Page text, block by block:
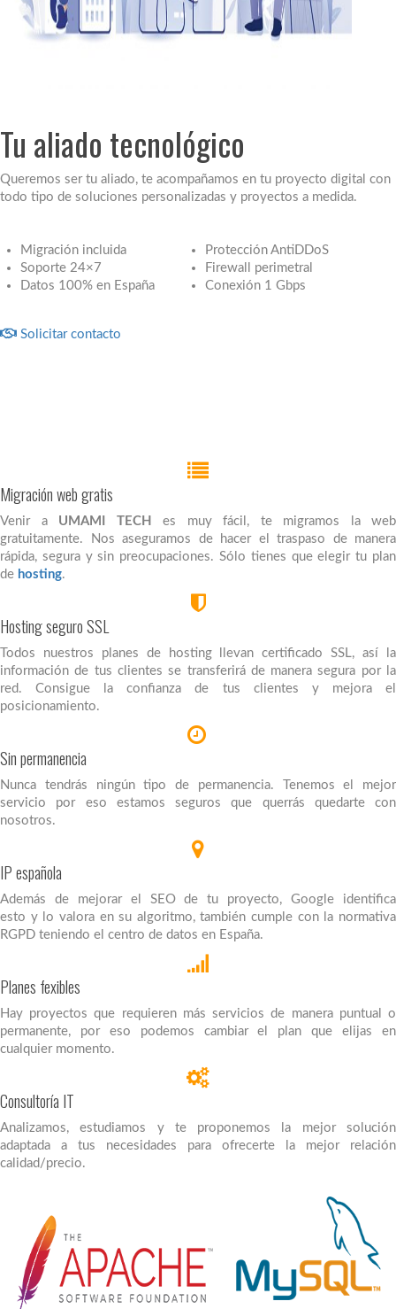
Tu aliado tecnológico
Queremos ser tu aliado, te acompañamos en tu proyecto digital con
todo tipo de soluciones personalizadas y proyectos a medida.
Migración incluida
Soporte 24×7
Datos 100% en España
Protección AntiDDoS
Firewall perimetral
Conexión 1 Gbps
Solicitar contacto
Migración web gratis
Venir a UMAMI TECH
es muy fácil, te migramos la web
gratuitamente. Nos aseguramos de hacer el traspaso de manera
rápida, segura y sin preocupaciones. Sólo tienes que elegir tu plan
de hosting.
Hosting seguro SSL
Todos nuestros planes de hosting llevan certificado SSL, así la
información de tus clientes se transferirá de manera segura por la
red. Consigue la confianza de tus clientes y mejora el
posicionamiento.
Sin permanencia
Nunca tendrás ningún tipo de permanencia. Tenemos el mejor
servicio por eso estamos seguros que querrás quedarte con
nosotros.
IP española
Además de mejorar el SEO de tu proyecto, Google identifica
esto y lo valora en su algoritmo, también cumple con la normativa
RGPD teniendo el centro de datos en España.
Planes fexibles
Hay proyectos que requieren más servicios de manera puntual o
permanente, por eso podemos cambiar el plan que elijas en
cualquier momento.
Consultoría IT
Analizamos, estudiamos y te proponemos la mejor solución
adaptada a tus necesidades para ofrecerte la mejor relación
calidad/precio.